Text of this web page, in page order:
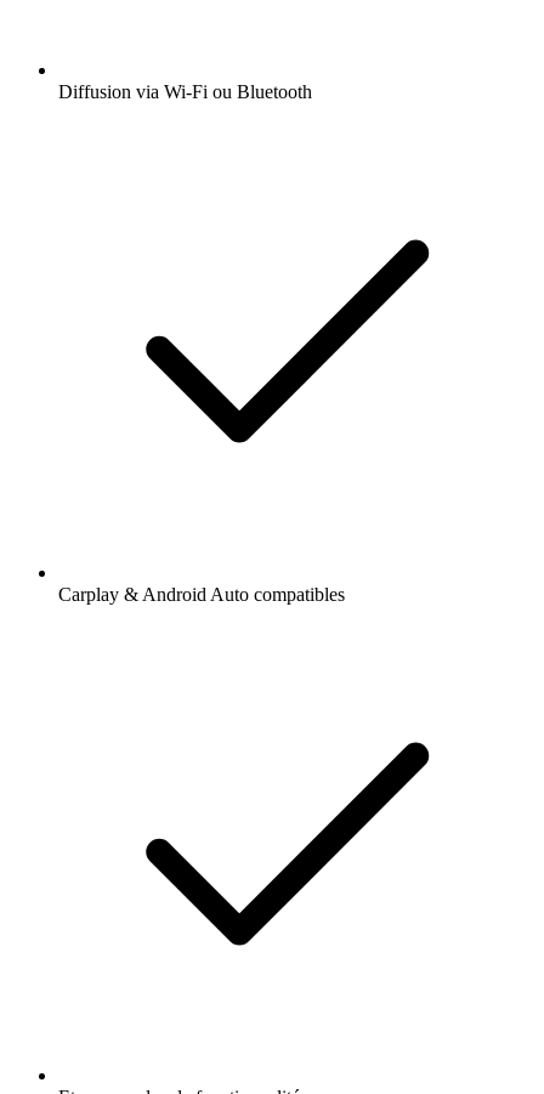
Diffusion via Wi-Fi ou Bluetooth
Carplay & Android Auto compatibles